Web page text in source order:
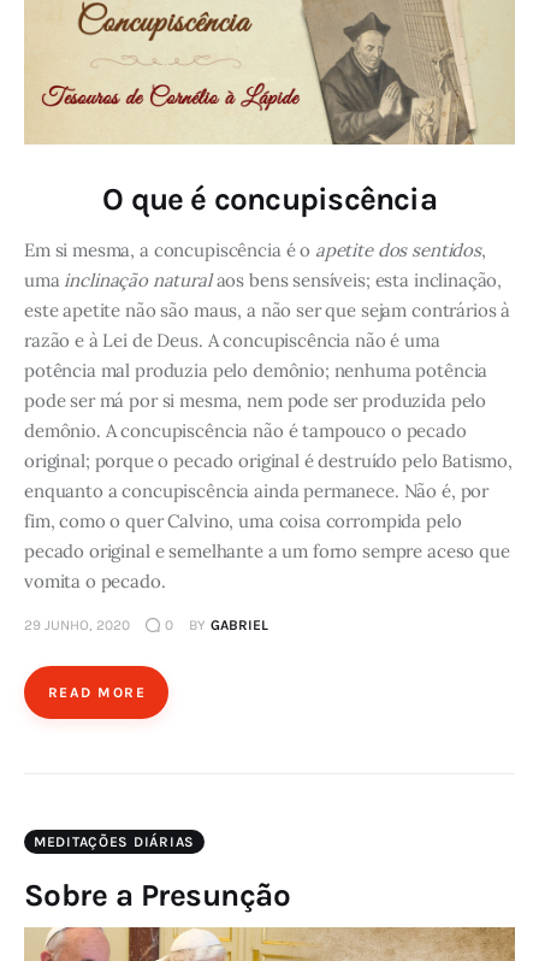
O que é concupiscência
Em si mesma, a concupiscência é o apetite dos sentidos,
uma inclinação naturalaos bens sensíveis; esta inclinação,
este apetite não são maus, a não ser que sejam contrários à
razão e à Lei de Deus. A concupiscência não é uma
potência mal produzia pelo demônio; nenhuma potência
pode ser má por si mesma, nem pode ser produzida pelo
demônio. A concupiscência não é tampouco o pecado
original; porque o pecado original é destruído pelo Batismo,
enquanto a concupiscência ainda permanece. Não é, por
fim, como o quer Calvino, uma coisa corrompida pelo
pecado original e semelhante a um forno sempre aceso que
vomita o pecado.
29 JUNHO, 2020 0 BY GABRIEL
READ MORE
MEDITAÇÕES DIÁRIAS
Sobre a Presunção